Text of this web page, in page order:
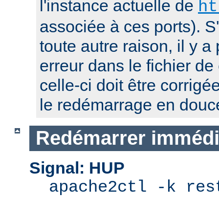
l'instance actuelle de
associée à ces ports).
toute autre raison, il y a
erreur dans le fichier
celle-ci doit être
le redémarrage en
Redémarrer
Signal: HUP
apache2ctl -k